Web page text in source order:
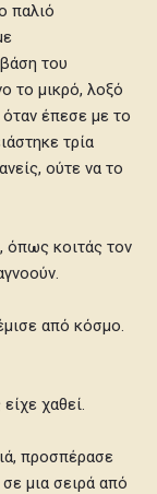
παλιό
του
το μικρό, λοξό
έπεσε με το
τρία
ούτε να το
όπως κοιτάς τον
από κόσμο.
χαθεί.
προσπέρασε
μια σειρά από